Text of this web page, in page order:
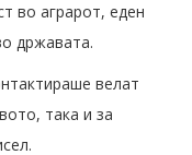
во аграрот, еден
државата.
велат
така и за